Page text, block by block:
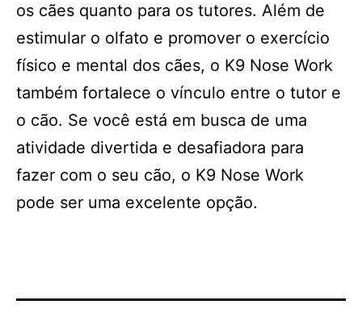
os cães quanto para os tutores. Além de
estimular o olfato e promover o exercício
físico e mental dos cães, o K9 Nose Work
também fortalece o vínculo entre o tutor e
o cão. Se você está em busca de uma
atividade divertida e desafiadora para
fazer com o seu cão, o K9 Nose Work
pode ser uma excelente opção.